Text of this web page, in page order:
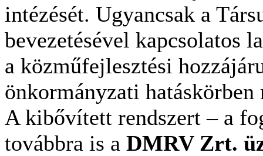
intézését. Ugyancsak a
bevezetésével kapcsolatos
a közműfejlesztési
önkormányzati hatáskörben
A kibővített rendszert – a
továbbra is a DMRV Zrt.